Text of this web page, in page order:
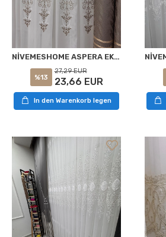
NİVEMESHOME ASPERA EKRU 1/3 PİLELİ TÜL PERDE APM
%13
27,29 EUR
23,66 EUR
In den Warenkorb legen